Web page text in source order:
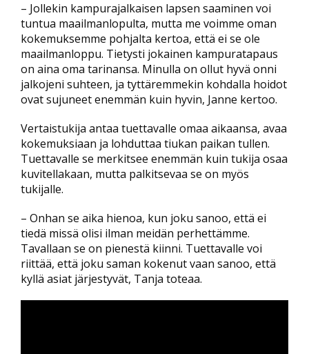
– Jollekin kampurajalkaisen lapsen saaminen voi
tuntua maailmanlopulta, mutta me voimme oman
kokemuksemme pohjalta kertoa, että ei se ole
maailmanloppu. Tietysti jokainen kampuratapaus
on aina oma tarinansa. Minulla on ollut hyvä onni
jalkojeni suhteen, ja tyttäremmekin kohdalla hoidot
ovat sujuneet enemmän kuin hyvin, Janne kertoo.
Vertaistukija antaa tuettavalle omaa aikaansa, avaa
kokemuksiaan ja lohduttaa tiukan paikan tullen.
Tuettavalle se merkitsee enemmän kuin tukija osaa
kuvitellakaan, mutta palkitsevaa se on myös
tukijalle.
– Onhan se aika hienoa, kun joku sanoo, että ei
tiedä missä olisi ilman meidän perhettämme.
Tavallaan se on pienestä kiinni. Tuettavalle voi
riittää, että joku saman kokenut vaan sanoo, että
kyllä asiat järjestyvät, Tanja toteaa.